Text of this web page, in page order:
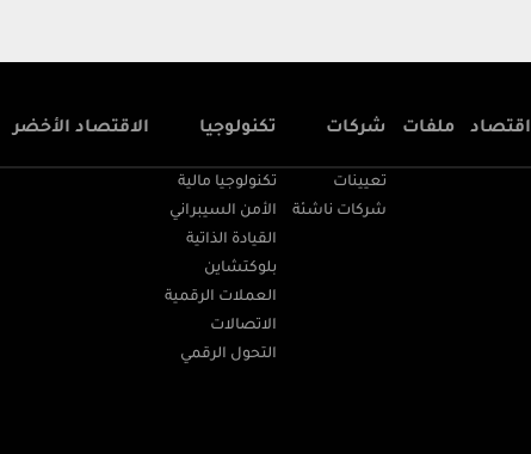
اقتصاد ملفات شركات
تعيينات
شركات ناشئة
تكنولوجيا
تكنولوجيا مالية
الأمن السيبراني
القيادة الذاتية
بلوكتشاين
العملات الرقمية
الاتصالات
التحول الرقمي
الاقتصاد الأخضر